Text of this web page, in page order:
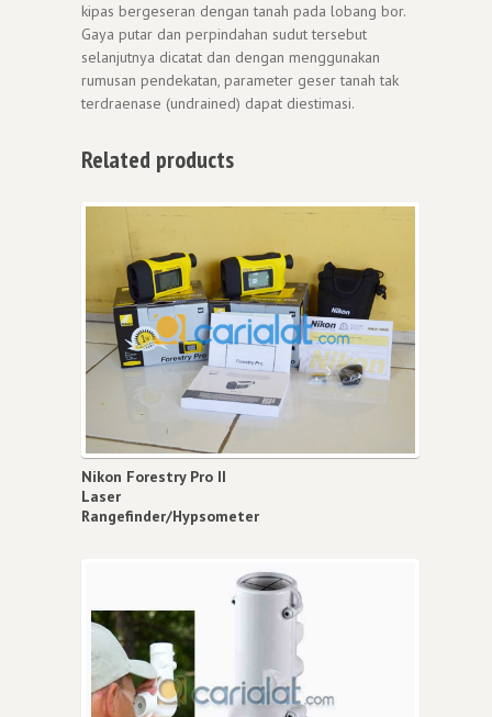
kipas bergeseran dengan tanah pada lobang bor.
Gaya putar dan perpindahan sudut tersebut
selanjutnya dicatat dan dengan menggunakan
rumusan pendekatan, parameter geser tanah tak
terdraenase (undrained) dapat diestimasi.
Related products
Nikon Forestry Pro II
Laser
Rangefinder/Hypsometer